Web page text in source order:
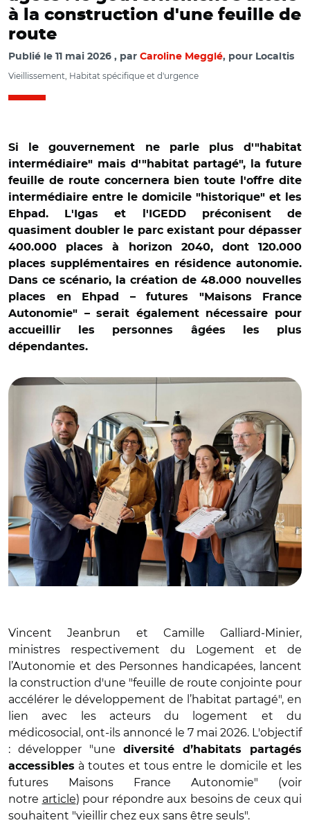
à la construction d'une feuille de
route
Publié le 11 mai 2026 par Caroline Megglé, pour Localtis
Vieillissement, Habitat spécifique et d'urgence
Si le gouvernement ne parle plus d'"habitat
intermédiaire" mais d'"habitat partagé", la future
feuille de route concernera bien toute l'offre dite
intermédiaire entre le domicile "historique" et les
Ehpad. L'Igas et l'IGEDD préconisent de
quasiment doubler le parc existant pour dépasser
400.000 places à horizon 2040, dont 120.000
places supplémentaires en résidence autonomie.
Dans ce scénario, la création de 48.000 nouvelles
places en Ehpad – futures "Maisons France
Autonomie" – serait également nécessaire pour
accueillir les personnes âgées les plus
dépendantes.
© @Camille Galliard-Minier/ Vincent Jeanbrun et Camille
Galliard-Minier en déplacement à l'Haÿ-les-Roses le 08
Vincent Jeanbrun et Camille Galliard-Minier,
ministres respectivement du Logement et de
l’Autonomie et des Personnes handicapées, lancent
la construction d'une "feuille de route conjointe pour
accélérer le développement de l’habitat partagé", en
lien avec les acteurs du logement et du
médicosocial, ont-ils annoncé le 7 mai 2026. L'objectif
: développer "une diversité d’habitats partagés
accessibles à toutes et tous entre le domicile et les
futures Maisons France Autonomie" (voir
notre article) pour répondre aux besoins de ceux qui
souhaitent "vieillir chez eux sans être seuls".